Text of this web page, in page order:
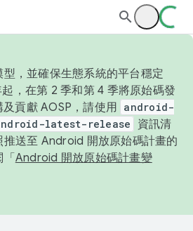
，並確保生態系統的平台穩定
，在第 2 季和第 4 季將原始碼發
貢獻 AOSP，請使用 android-
latest-release
資訊清
送至 Android 開放原始碼計畫的
Android 開放原始碼計畫變